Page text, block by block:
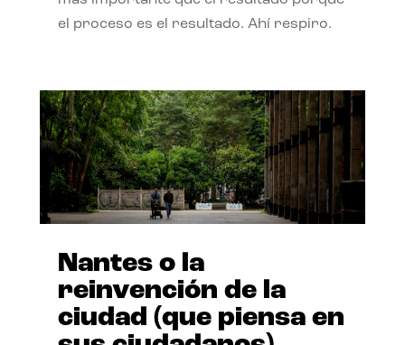
el proceso es el resultado. Ahí respiro.
Nantes o la
reinvención de la
ciudad (que piensa en